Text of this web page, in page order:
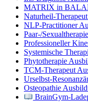
MATRIX in
Naturheil-
NLP-Practitioner
Paar-/
Professioneller
Systemische
Phytotherapie
TCM-Therapeut
Urselbst-
Osteopathie
BrainGym-